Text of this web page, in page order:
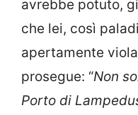
avrebbe potuto,
che lei, così
apertamente
prosegue: “Non
Porto di